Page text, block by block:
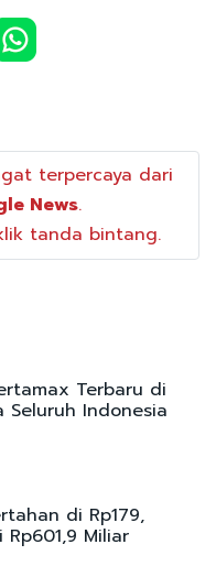
terpercaya dari
News.
tanda bintang.
Terbaru di
Seluruh Indonesia
di Rp179,
Rp601,9 Miliar